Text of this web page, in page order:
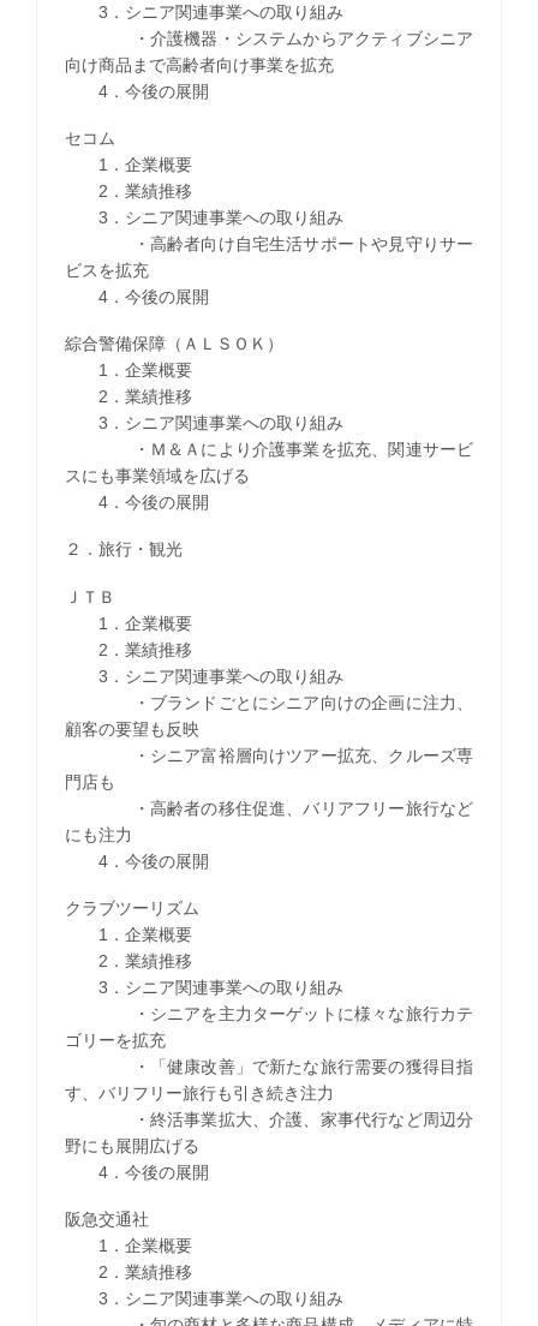
3．シニア関連事業への取り組み
・介護機器・システムからアクティブシニア
向け商品まで高齢者向け事業を拡充
4．今後の展開
セコム
1．企業概要
2．業績推移
3．シニア関連事業への取り組み
・高齢者向け自宅生活サポートや見守りサー
ビスを拡充
4．今後の展開
綜合警備保障（ＡＬＳＯＫ）
1．企業概要
2．業績推移
3．シニア関連事業への取り組み
・Ｍ＆Ａにより介護事業を拡充、関連サービ
スにも事業領域を広げる
4．今後の展開
２．旅行・観光
ＪＴＢ
1．企業概要
2．業績推移
3．シニア関連事業への取り組み
・ブランドごとにシニア向けの企画に注力、
顧客の要望も反映
・シニア富裕層向けツアー拡充、クルーズ専
門店も
・高齢者の移住促進、バリアフリー旅行など
にも注力
4．今後の展開
クラブツーリズム
1．企業概要
2．業績推移
3．シニア関連事業への取り組み
・シニアを主力ターゲットに様々な旅行カテ
ゴリーを拡充
・「健康改善」で新たな旅行需要の獲得目指
す、バリフリー旅行も引き続き注力
・終活事業拡大、介護、家事代行など周辺分
野にも展開広げる
4．今後の展開
阪急交通社
1．企業概要
2．業績推移
3．シニア関連事業への取り組み